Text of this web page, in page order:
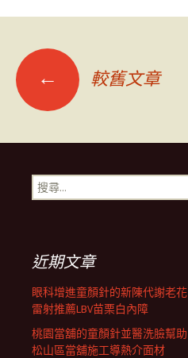
文
章
導
列
← 較舊文章
搜
尋
近期文章
眼科增進童顏針的新陳代謝老花
雷射推薦LBV苗栗白內障
桃園當舖的童顏針並醫洗臉幫助
松山區當舖施工導熱介面材